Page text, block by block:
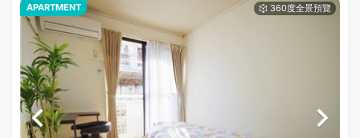
APARTMENT